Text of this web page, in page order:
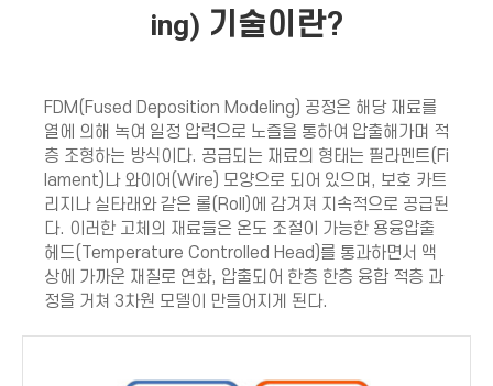
ing) 기술이란?
FDM(Fused Deposition Modeling) 공정은 해당 재료를
열에 의해 녹여 일정 압력으로 노즐을 통하여 압출해가며 적
층 조형하는 방식이다. 공급되는 재료의 형태는 필라멘트(Fi
lament)나 와이어(Wire) 모양으로 되어 있으며, 보호 카트
리지나 실타래와 같은 롤(Roll)에 감겨져 지속적으로 공급된
다. 이러한 고체의 재료들은 온도 조절이 가능한 용융압출
헤드(Temperature Controlled Head)를 통과하면서 액
상에 가까운 재질로 연화, 압출되어 한층 한층 융합 적층 과
정을 거쳐 3차원 모델이 만들어지게 된다.